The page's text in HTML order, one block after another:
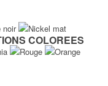
COLOREES